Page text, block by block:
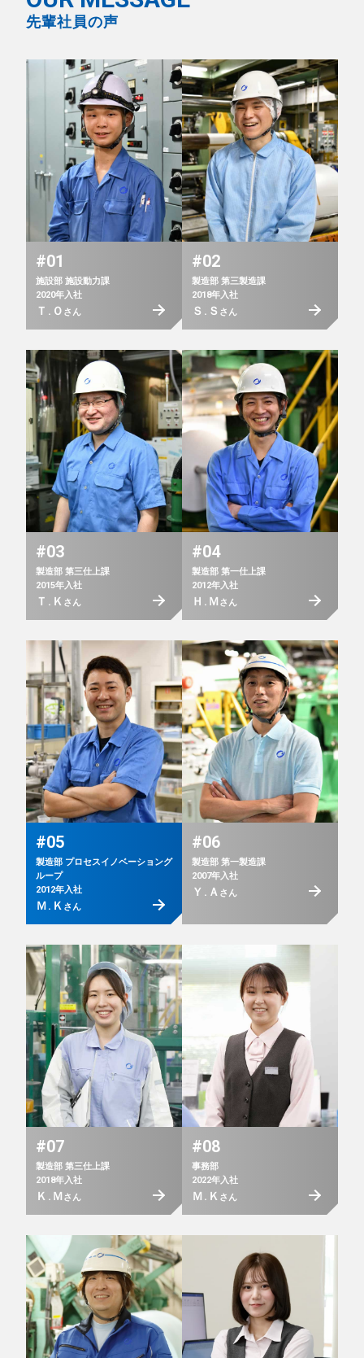
先輩社員の声
#01
施設部 施設動力課
2020年入社
Ｔ.Ｏ さん
#02
製造部 第三製造課
2018年入社
Ｓ.Ｓ さん
#03
製造部 第三仕上課
2015年入社
Ｔ.Ｋ さん
#04
製造部 第一仕上課
2012年入社
Ｈ.Ｍ さん
#05
製造部 プロセスイノベーショング
ループ
2012年入社
Ｍ.Ｋ さん
#06
製造部 第一製造課
2007年入社
Ｙ.Ａ さん
#07
製造部 第三仕上課
2018年入社
Ｋ.Ｍ さん
#08
事務部
2022年入社
Ｍ.Ｋ さん